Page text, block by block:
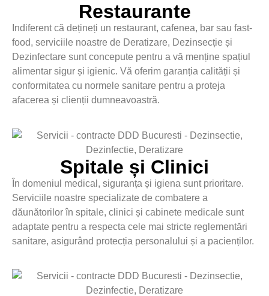
Restaurante
Indiferent că dețineți un restaurant, cafenea, bar sau fast-
food, serviciile noastre de Deratizare, Dezinsecție și
Dezinfectare sunt concepute pentru a vă menține spațiul
alimentar sigur și igienic. Vă oferim garanția calității și
conformitatea cu normele sanitare pentru a proteja
afacerea și clienții dumneavoastră.
Spitale și Clinici
În domeniul medical, siguranța și igiena sunt prioritare.
Serviciile noastre specializate de combatere a
dăunătorilor în spitale, clinici și cabinete medicale sunt
adaptate pentru a respecta cele mai stricte reglementări
sanitare, asigurând protecția personalului și a pacienților.